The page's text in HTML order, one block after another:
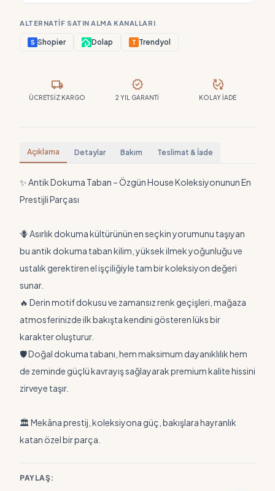
ALTERNATIF SATIN ALMA KANALLARI
S Shopier Dolap T Trendyol
local_shipping
ÜCRETSIZ KARGO
verified
2 YIL GARANTI
published_with_changes
KOLAY İADE
Açıklama Detaylar Bakım Teslimat & İade
✨ Antik Dokuma Taban – Özgün House Koleksiyonunun En
Prestijli Parçası
🪻 Asırlık dokuma kültürünün en seçkin yorumunu taşıyan
bu antik dokuma taban kilim, yüksek ilmek yoğunluğu ve
ustalık gerektiren el işçiliğiyle tam bir koleksiyon değeri
sunar.
🔥 Derin motif dokusu ve zamansız renk geçişleri, mağaza
atmosferinizde ilk bakışta kendini gösteren lüks bir
karakter oluşturur.
🛡️ Doğal dokuma tabanı, hem maksimum dayanıklılık hem
de zeminde güçlü kavrayış sağlayarak premium kalite hissini
zirveye taşır.
🏛️ Mekâna prestij, koleksiyona güç, bakışlara hayranlık
katan özel bir parça.
PAYLAŞ: